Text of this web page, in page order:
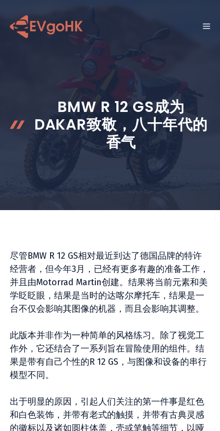
菜
BMW R 12 GS成为
DAKAR致敬，八十年代的
香气
尽管BMW R 12 GS相对最近到达了德国品牌的特许
经营者，但今年3月，已经有更多有趣的准备工作，
并且由Motorrad Martin创建。结果将当前元素和美
学眨眨眼，结果是当时的达喀尔摩托车，结果是一
台不仅会影响其图像的机器，而且会影响其调整。
此版本并非作为一种简单的风格练习。除了视觉工
作外，它还结合了一系列旨在冒险使用的组件。结
果是带有自己个性的R 12 GS，与图像和设备的串行
模型不同。
出于明显的原因，引起人们关注的第一件事是红色
和白色装饰，并带有老式的触摸，并带有古典灵感
的徽标以及诸如圆柱体盖，壳或笔触等细节，以哑